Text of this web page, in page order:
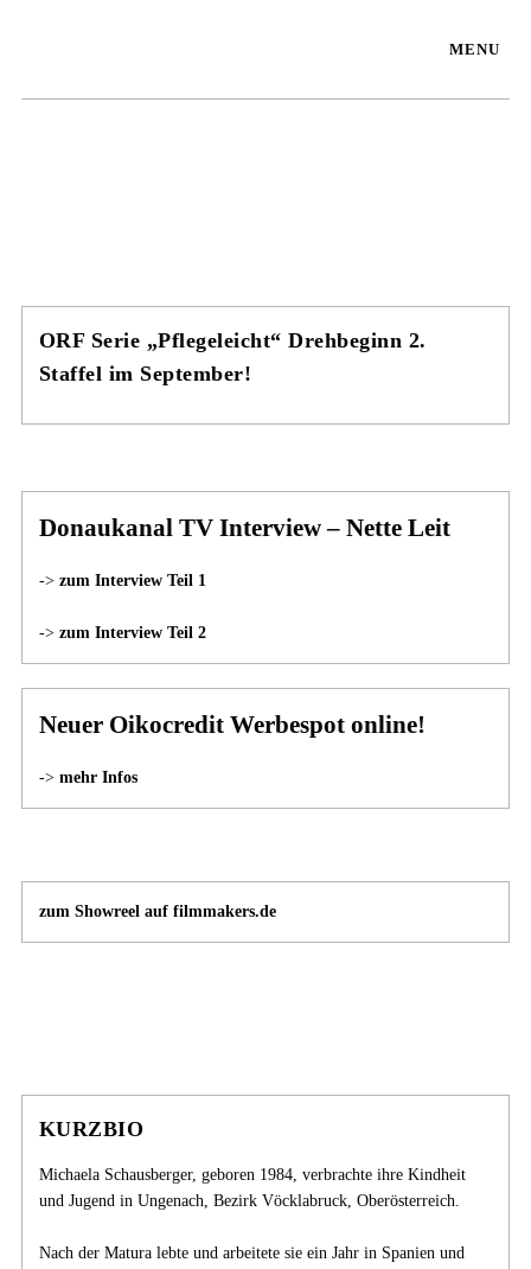
MENU
ORF Serie „Pflegeleicht“ Drehbeginn 2.
Staffel im September!
Donaukanal TV Interview – Nette Leit
-> zum Interview Teil 1
-> zum Interview Teil 2
Neuer Oikocredit Werbespot online!
-> mehr Infos
zum Showreel auf filmmakers.de
KURZBIO
Michaela Schausberger, geboren 1984, verbrachte ihre Kindheit
und Jugend in Ungenach, Bezirk Vöcklabruck, Oberösterreich.
Nach der Matura lebte und arbeitete sie ein Jahr in Spanien und